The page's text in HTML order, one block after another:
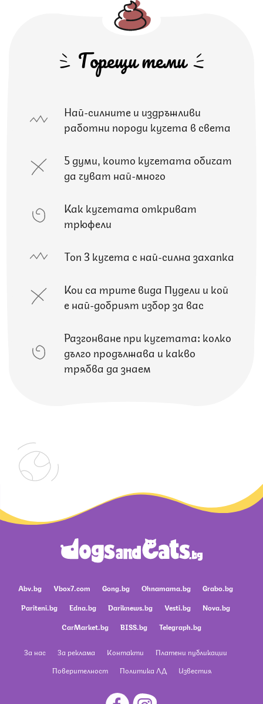
Горещи теми
Най-силните и издръжливи
работни породи кучета в света
5 думи, които кучетата обичат
да чуват най-много
Как кучетата откриват
трюфели
Топ 3 кучета с най-силна захапка
Кои са трите вида Пудели и кой
е най-добрият избор за вас
Разгонване при кучетата: колко
дълго продължава и какво
трябва да знаем
Abv.bg Vbox7.com Gong.bg Ohnamama.bg
Grabo.bg
Pariteni.bg
Edna.bg Dariknews.bg Vesti.bg
Nova.bg
CarMarket.bg
BISS.bg Telegraph.bg
За нас За реклама Контакти
Платени публикации
Поверителност
Политика ЛД Известия